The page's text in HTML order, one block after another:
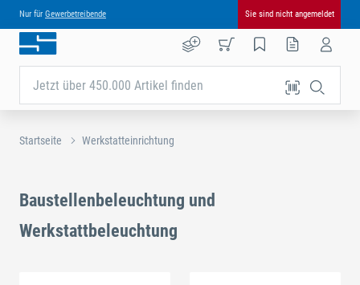
Nur für Gewerbetreibende Sie sind nicht angemeldet
Jetzt über 450.000 Artikel finden
Startseite Werkstatteinrichtung
Baustellenbeleuchtung und
Werkstattbeleuchtung